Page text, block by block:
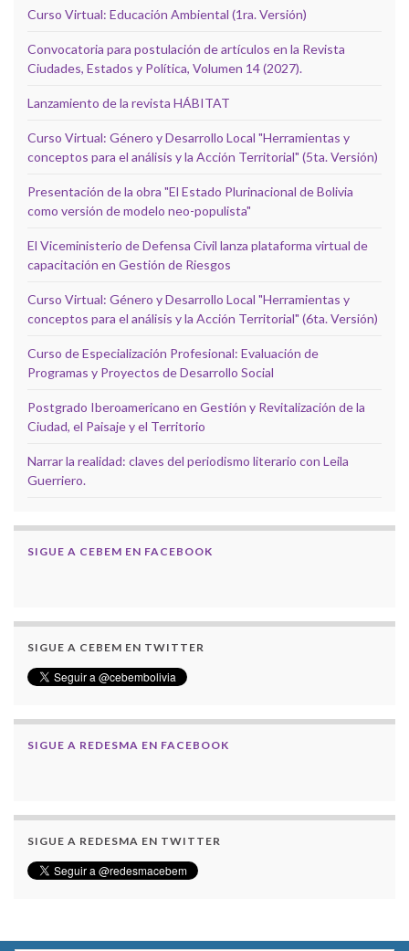
Curso Virtual: Educación Ambiental (1ra. Versión)
Convocatoria para postulación de artículos en la Revista
Ciudades, Estados y Política, Volumen 14 (2027).
Lanzamiento de la revista HÁBITAT
Curso Virtual: Género y Desarrollo Local "Herramientas y
conceptos para el análisis y la Acción Territorial" (5ta. Versión)
Presentación de la obra "El Estado Plurinacional de Bolivia
como versión de modelo neo-populista"
El Viceministerio de Defensa Civil lanza plataforma virtual de
capacitación en Gestión de Riesgos
Curso Virtual: Género y Desarrollo Local "Herramientas y
conceptos para el análisis y la Acción Territorial" (6ta. Versión)
Curso de Especialización Profesional: Evaluación de
Programas y Proyectos de Desarrollo Social
Postgrado Iberoamericano en Gestión y Revitalización de la
Ciudad, el Paisaje y el Territorio
Narrar la realidad: claves del periodismo literario con Leila
Guerriero.
SIGUE A CEBEM EN FACEBOOK
SIGUE A CEBEM EN TWITTER
SIGUE A REDESMA EN FACEBOOK
SIGUE A REDESMA EN TWITTER